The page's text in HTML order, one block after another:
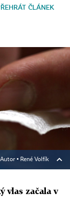
ČLÁNEK
Autor ▪ René Volfík
vlas začala v